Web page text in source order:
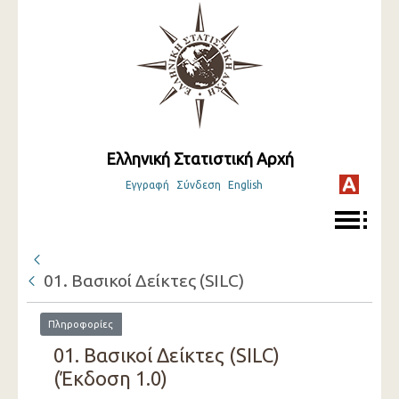
Ελληνική Στατιστική Αρχή
Εγγραφή Σύνδεση English
01. Βασικοί Δείκτες (SILC)
Πληροφορίες
01. Βασικοί Δείκτες (SILC)
(Έκδοση 1.0)